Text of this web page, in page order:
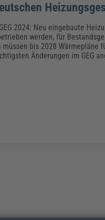
2024: Neu eingebaute
werden, für
bis 2028 Wärmepläne
Änderungen im GEG